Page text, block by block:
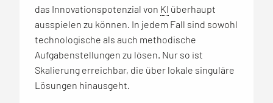
das Innovationspotenzial von KI überhaupt
ausspielen zu können. In jedem Fall sind sowohl
technologische als auch methodische
Aufgabenstellungen zu lösen. Nur so ist
Skalierung erreichbar, die über lokale singuläre
Lösungen hinausgeht.